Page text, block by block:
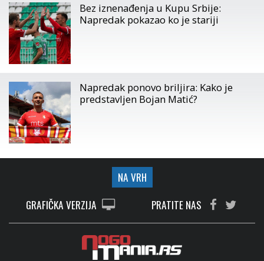
Bez iznenađenja u Kupu Srbije:
Napredak pokazao ko je stariji
Napredak ponovo briljira: Kako je
predstavljen Bojan Matić?
NA VRH
GRAFIČKA VERZIJA
PRATITE NAS